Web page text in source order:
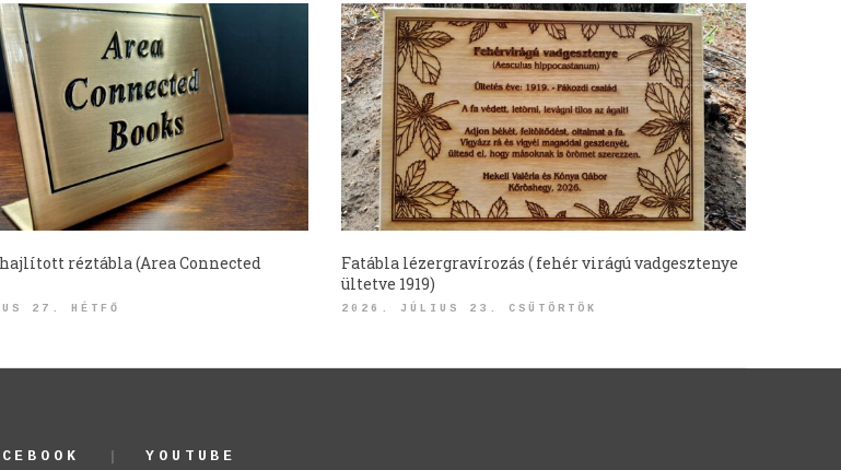
réztábla (Area Connected
27. HÉTFŐ
Fatábla lézergravírozás ( fehér virágú vadgesztenye
ültetve 1919)
2026. JÚLIUS 23. CSÜTÖRTÖK
YOUTUBE